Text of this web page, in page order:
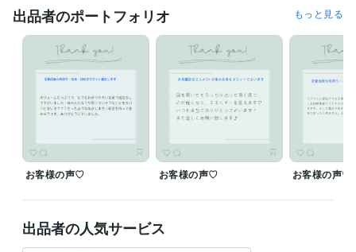
⨝ おやすみ ⨝
◍┈不定休
◍┈16時～10時、土日祝のDMのお返事
◍┈土曜・日曜・祝日
経験職種
クリエイター / 写真家・カメラマン
ライフスタイル・その他 / 占い師 経験年数 : 12年
ライフスタイル・その他 / カウンセラー・コーチ 経験年数 : 2年
職歴
受賞歴
出品者のポートフォリオ もっと見る
お客様の声♡ お客様の声♡ お客様の声♡
出品者の人気サービス